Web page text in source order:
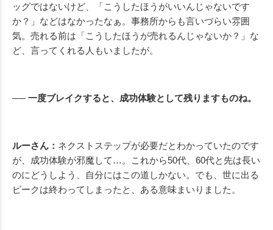
ッグではないけど、「こうしたほうがいいんじゃないです
か？」などはなかったなぁ。事務所からも言いづらい雰囲
気。売れる前は「こうしたほうが売れるんじゃないか？」な
ど、言ってくれる人もいましたが。
── 一度ブレイクすると、成功体験として残りますものね。
ルーさん： ネクストステップが必要だとわかっていたのです
が、成功体験が邪魔して…。これから50代、60代と先は長い
のにどうしよう、自分にはこの道しかない。でも、世に出る
ピークは終わってしまったと、ある意味まいりました。